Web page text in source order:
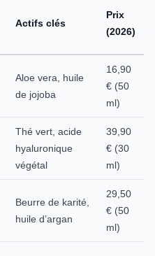
Actifs clés
Prix
(2026)
Aloe vera, huile
de jojoba
16,90
€ (50
ml)
Thé vert, acide
hyaluronique
végétal
39,90
€ (30
ml)
Beurre de karité,
huile d’argan
29,50
€ (50
ml)